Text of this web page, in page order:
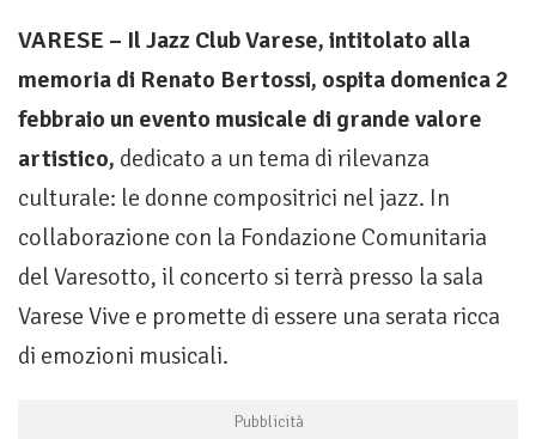
VARESE – Il Jazz Club Varese, intitolato alla
memoria di Renato Bertossi, ospita domenica 2
febbraio un evento musicale di grande valore
artistico, dedicato a un tema di rilevanza
culturale: le donne compositrici nel jazz. In
collaborazione con la Fondazione Comunitaria
del Varesotto, il concerto si terrà presso la sala
Varese Vive e promette di essere una serata ricca
di emozioni musicali.